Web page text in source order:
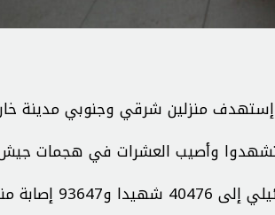
الاحتلال الذي إستهدف منزلين شرقي وجنوبي
طبية فلسطينية أن 40 فلسطينيا استشهدوا وأصيب العشرات في
كما أعلنت وزارة الصحة الفلسطينية إلى